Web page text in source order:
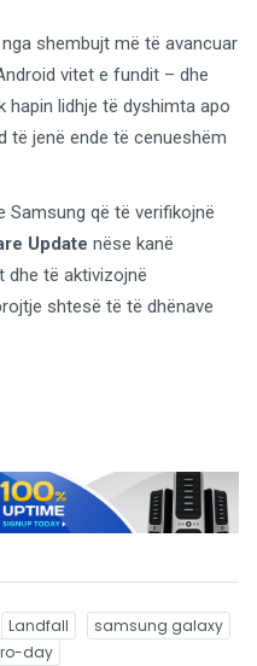
shembujt më të avancuar
vitet e fundit – dhe
hapin lidhje të dyshimta apo
të jenë ende të cenueshëm
Samsung që të verifikojnë
Update nëse kanë
dhe të aktivizojnë
shtesë të të dhënave
Landfall
samsung galaxy
day